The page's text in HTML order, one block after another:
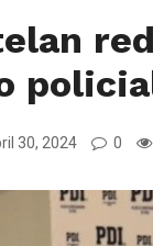
30, 2024 0